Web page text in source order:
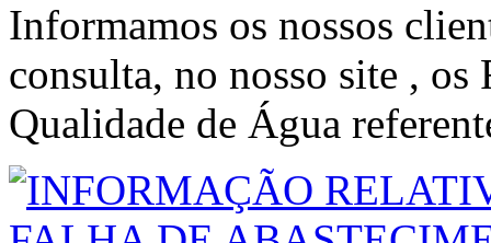
Informamos os nossos
consulta, no nosso site ,
Qualidade de Água